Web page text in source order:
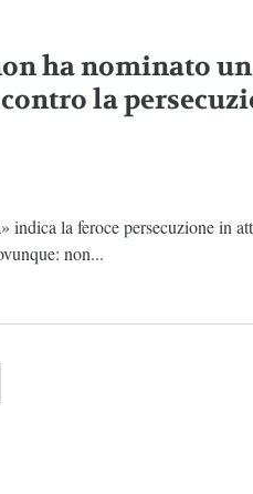
ha nominato un
la
indica la feroce persecuzione in
non...